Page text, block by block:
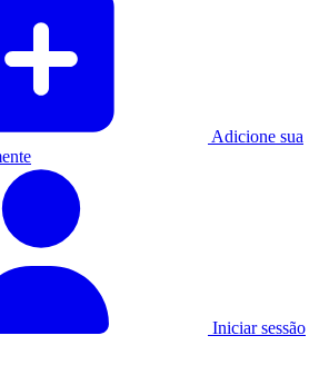
Adicione sua
Iniciar sessão